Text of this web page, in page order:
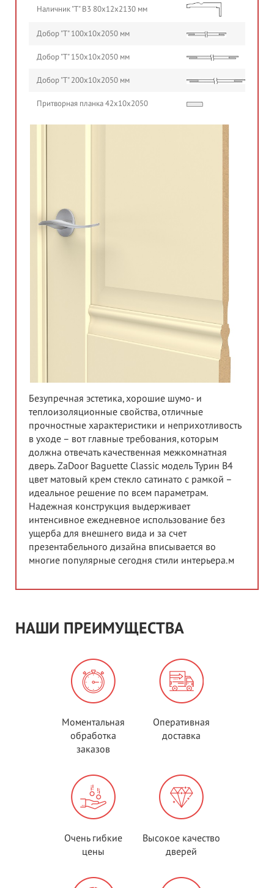
Наличник "Т" В3 80х12х2130 мм
Добор "Т" 100х10х2050 мм
Добор "Т" 150х10х2050 мм
Добор "Т" 200х10х2050 мм
Притворная планка 42х10х2050
Безупречная эстетика, хорошие шумо- и
теплоизоляционные свойства, отличные
прочностные характеристики и неприхотливость
в уходе – вот главные требования, которым
должна отвечать качественная межкомнатная
дверь. ZaDoor Baguette Classic модель Турин В4
цвет матовый крем стекло сатинато с рамкой –
идеальное решение по всем параметрам.
Надежная конструкция выдерживает
интенсивное ежедневное использование без
ущерба для внешнего вида и за счет
презентабельного дизайна вписывается во
многие популярные сегодня стили интерьера.м
НАШИ ПРЕИМУЩЕСТВА
Моментальная
обработка
заказов
Оперативная
доставка
Очень гибкие
цены
Высокое качество
дверей